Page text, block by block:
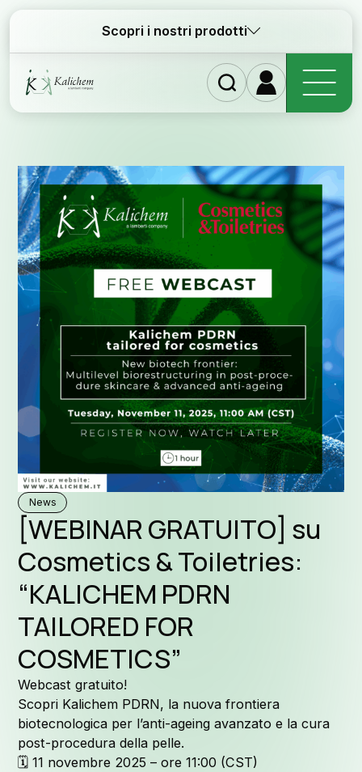
Scopri i nostri prodotti
Perchè
La
Qualità
News
[WEBINAR GRATUITO] su
Cosmetics & Toiletries:
“KALICHEM PDRN
TAILORED FOR
COSMETICS”
Webcast gratuito!
Scopri Kalichem PDRN, la nuova frontiera
biotecnologica per l’anti-ageing avanzato e la cura
post-procedura della pelle.
🗓 11 novembre 2025 – ore 11:00 (CST)